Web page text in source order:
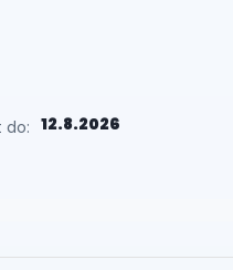
do: 12.8.2026